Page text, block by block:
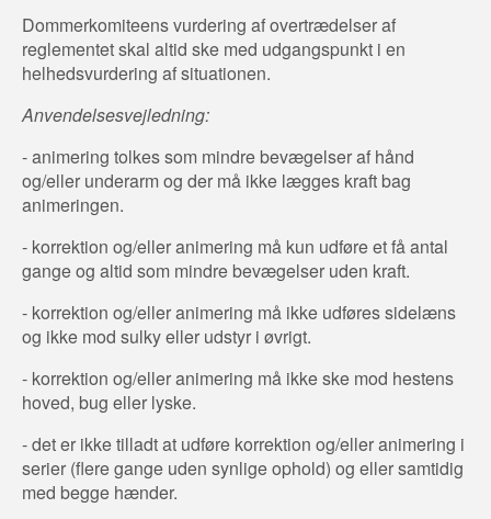
Dommerkomiteens vurdering af overtrædelser af
reglementet skal altid ske med udgangspunkt i en
helhedsvurdering af situationen.
Anvendelsesvejledning:
- animering tolkes som mindre bevægelser af hånd
og/eller underarm og der må ikke lægges kraft bag
animeringen.
- korrektion og/eller animering må kun udføre et få antal
gange og altid som mindre bevægelser uden kraft.
- korrektion og/eller animering må ikke udføres sidelæns
og ikke mod sulky eller udstyr i øvrigt.
- korrektion og/eller animering må ikke ske mod hestens
hoved, bug eller lyske.
- det er ikke tilladt at udføre korrektion og/eller animering i
serier (flere gange uden synlige ophold) og eller samtidig
med begge hænder.